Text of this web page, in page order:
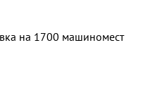
на 1700 машиномест